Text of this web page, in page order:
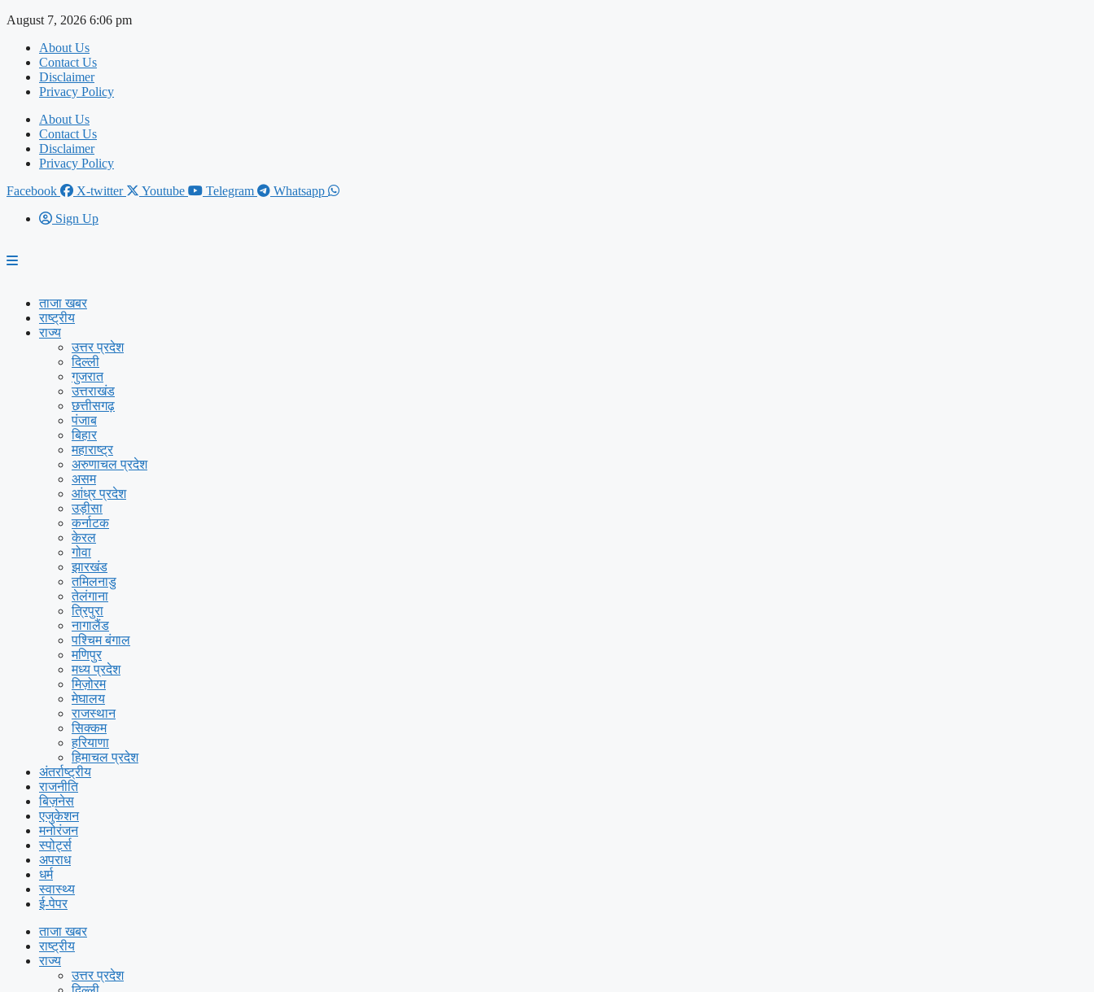
Skip
content
August 7, 2026 6:06 pm
About Us
Contact Us
Disclaimer
Privacy Policy
About Us
Contact Us
Disclaimer
Privacy Policy
Facebook
X-twitter Youtube Telegram
Whatsapp
Sign Up
ताजा खबर
राष्ट्रीय
राज्य
उत्तर प्रदेश
दिल्ली
गुजरात
उत्तराखंड
छत्तीसगढ़
पंजाब
बिहार
महाराष्ट्र
अरुणाचल प्रदेश
असम
आंध्र प्रदेश
उड़ीसा
कर्नाटक
केरल
गोवा
झारखंड
तमिलनाडु
तेलंगाना
त्रिपुरा
नागालैंड
पश्चिम बंगाल
मणिपुर
मध्य प्रदेश
मिज़ोरम
मेघालय
राजस्थान
सिक्कम
हरियाणा
हिमाचल प्रदेश
अंतर्राष्ट्रीय
राजनीति
बिज़नेस
एजुकेशन
मनोरंजन
स्पोर्ट्स
अपराध
धर्म
स्वास्थ्य
ई-पेपर
ताजा खबर
राष्ट्रीय
राज्य
उत्तर प्रदेश